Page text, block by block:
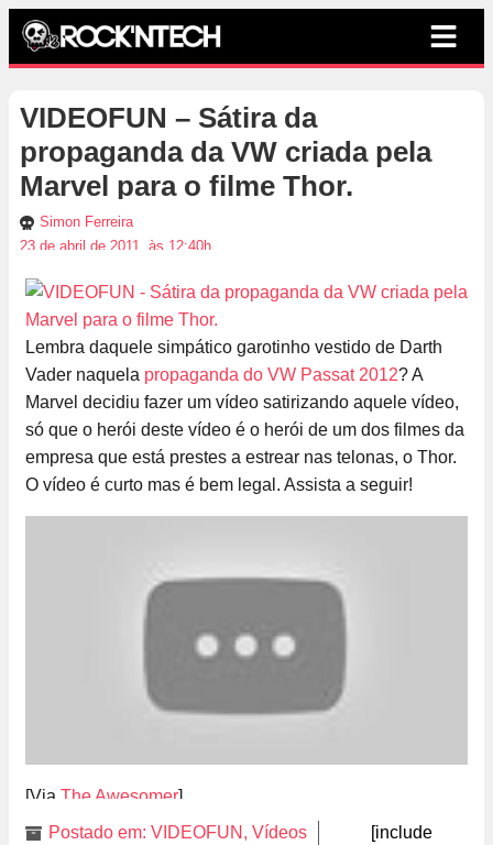
VIDEOFUN – Sátira da
propaganda da VW criada pela
Marvel para o filme Thor.
Simon Ferreira
23 de abril de 2011, às 12:40h
Lembra daquele simpático garotinho vestido de Darth
Vader naquela propaganda do VW Passat 2012? A
Marvel decidiu fazer um vídeo satirizando aquele vídeo,
só que o herói deste vídeo é o herói de um dos filmes da
empresa que está prestes a estrear nas telonas, o Thor.
O vídeo é curto mas é bem legal. Assista a seguir!
[Via The Awesomer]
Postado em: VIDEOFUN , Vídeos
[include